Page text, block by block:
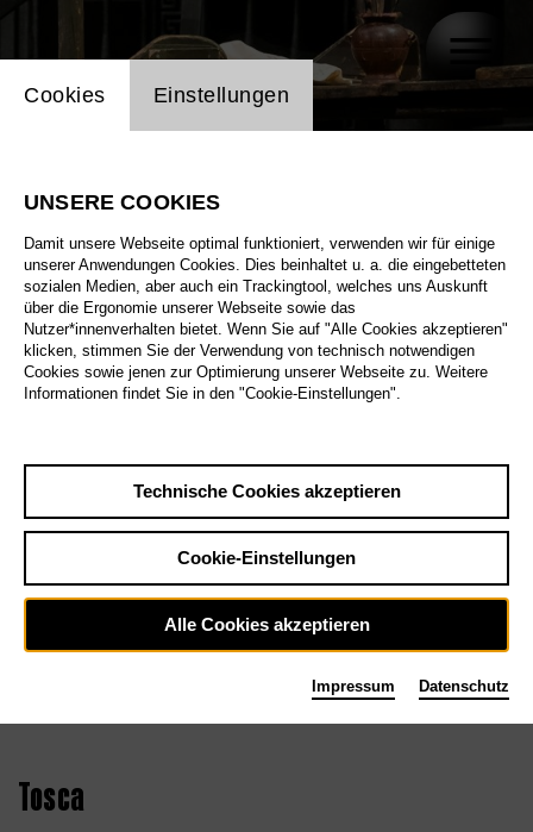
©2023, Bettina Stöß
Tosca
Einstellung Website Cookie
Cookies Einstellungen
UNSERE COOKIES
Damit unsere Webseite optimal funktioniert, verwenden wir für einige
unserer Anwendungen Cookies. Dies beinhaltet u. a. die eingebetteten
sozialen Medien, aber auch ein Trackingtool, welches uns Auskunft
über die Ergonomie unserer Webseite sowie das
Nutzer*innenverhalten bietet. Wenn Sie auf "Alle Cookies akzeptieren"
klicken, stimmen Sie der Verwendung von technisch notwendigen
Cookies sowie jenen zur Optimierung unserer Webseite zu. Weitere
Informationen findet Sie in den "Cookie-Einstellungen".
Technische Cookies akzeptieren
Cookie-Einstellungen
Alle Cookies akzeptieren
Impressum Datenschutz